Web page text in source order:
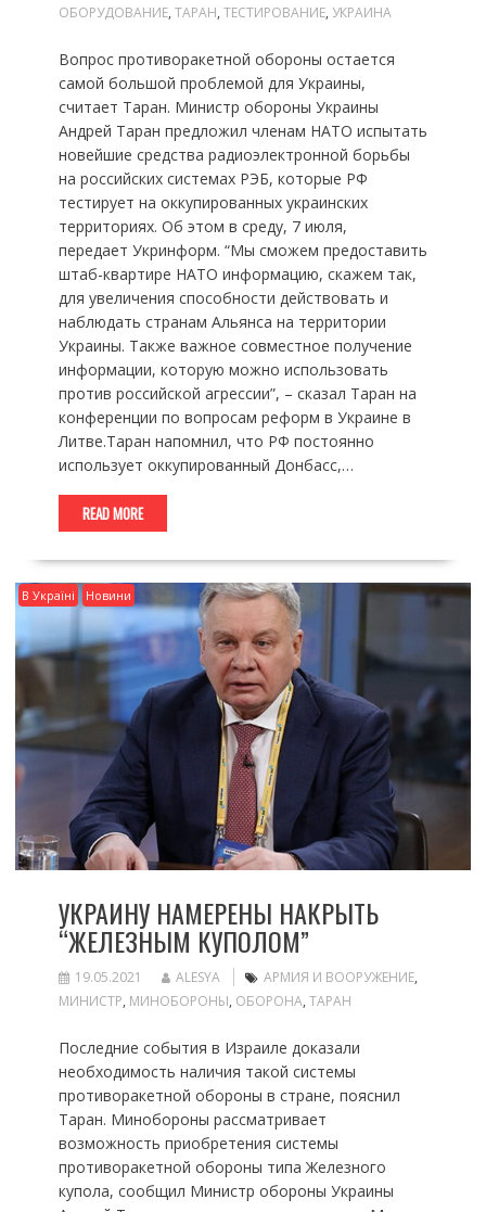
ОБОРУДОВАНИЕ, ТАРАН, ТЕСТИРОВАНИЕ, УКРАИНА
Вопрос противоракетной обороны остается
самой большой проблемой для Украины,
считает Таран. Министр обороны Украины
Андрей Таран предложил членам НАТО испытать
новейшие средства радиоэлектронной борьбы
на российских системах РЭБ, которые РФ
тестирует на оккупированных украинских
территориях. Об этом в среду, 7 июля,
передает Укринформ. “Мы сможем предоставить
штаб-квартире НАТО информацию, скажем так,
для увеличения способности действовать и
наблюдать странам Альянса на территории
Украины. Также важное совместное получение
информации, которую можно использовать
против российской агрессии”, – сказал Таран на
конференции по вопросам реформ в Украине в
Литве.Таран напомнил, что РФ постоянно
использует оккупированный Донбасс,…
READ MORE
В Україні Новини
УКРАИНУ НАМЕРЕНЫ НАКРЫТЬ
“ЖЕЛЕЗНЫМ КУПОЛОМ”
19.05.2021 ALESYA АРМИЯ И ВООРУЖЕНИЕ,
МИНИСТР, МИНОБОРОНЫ, ОБОРОНА, ТАРАН
Последние события в Израиле доказали
необходимость наличия такой системы
противоракетной обороны в стране, пояснил
Таран. Минобороны рассматривает
возможность приобретения системы
противоракетной обороны типа Железного
купола, сообщил Министр обороны Украины